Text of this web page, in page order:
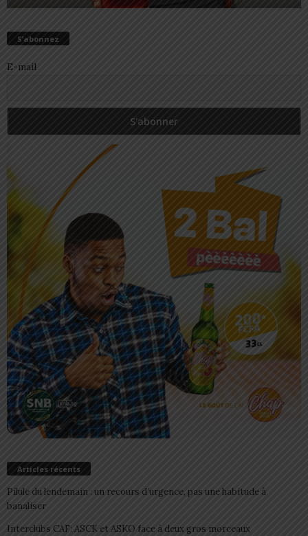
S’abonnez
E-mail
Articles récents
Pilule du lendemain : un recours d’urgence, pas une habitude à
banaliser
Interclubs CAF: ASCK et ASKO face à deux gros morceaux